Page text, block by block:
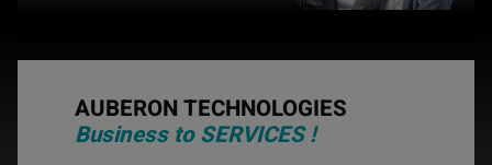
AUBERON TECHNOLOGIES
Business to SERVICES !